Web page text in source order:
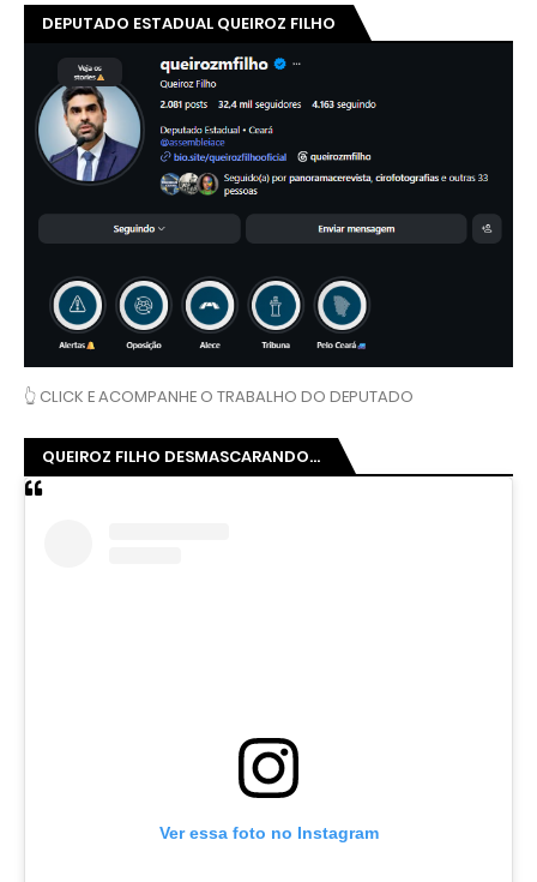
DEPUTADO ESTADUAL QUEIROZ FILHO
👆 CLICK E ACOMPANHE O TRABALHO DO DEPUTADO
QUEIROZ FILHO DESMASCARANDO...
Ver essa foto no Instagram